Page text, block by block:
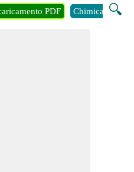
🔍
PDF Chimica